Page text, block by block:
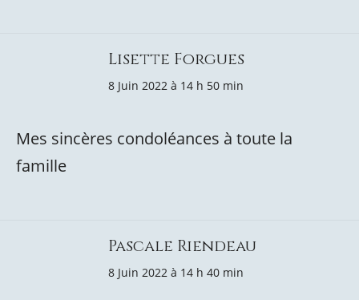
Lisette Forgues
8 Juin 2022 à 14 h 50 min
Mes sincères condoléances à toute la
famille
Pascale Riendeau
8 Juin 2022 à 14 h 40 min